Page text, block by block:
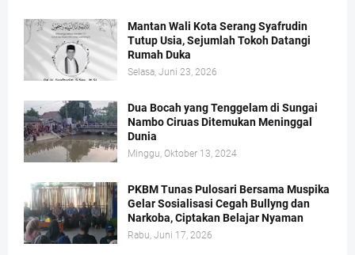
Mantan Wali Kota Serang Syafrudin
Tutup Usia, Sejumlah Tokoh Datangi
Rumah Duka
Selasa, Juni 23, 2026
Dua Bocah yang Tenggelam di Sungai
Nambo Ciruas Ditemukan Meninggal
Dunia
Minggu, Oktober 13, 2024
PKBM Tunas Pulosari Bersama Muspika
Gelar Sosialisasi Cegah Bullyng dan
Narkoba, Ciptakan Belajar Nyaman
Rabu, Juni 17, 2026